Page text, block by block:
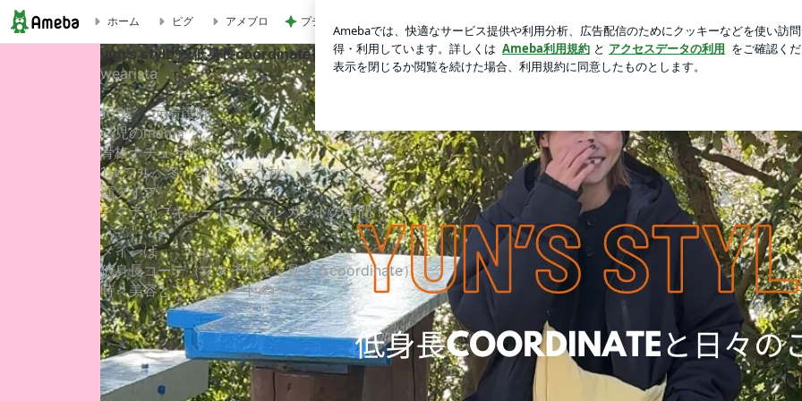
3.11/防災グッズの見直し | yun's style 〜低身長coordinate術と日々のコト〜
ホーム ピグ アメブロ プチプラで高見えする本革ベルト ロ
yun's style 〜低身長coordinate術と日々のコト〜
wearista
153㌢ 元看護師
二児のmama
骨格ナチュラル
1st ブルベ冬 2nd イエベ秋
顔タイプ
アクティブキュート 、エレガントの中間！
メインは
低身長コーデ（スタイル良く見えるcoordinate）
時々美容とプライベート✍️〜♡